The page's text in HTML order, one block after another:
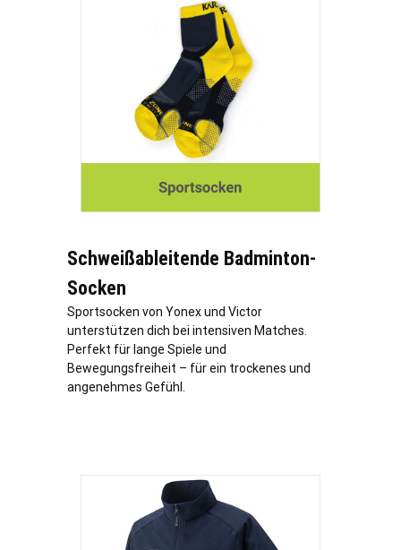
Schweißableitende Badminton-
Socken
Sportsocken von Yonex und Victor
unterstützen dich bei intensiven Matches.
Perfekt für lange Spiele und
Bewegungsfreiheit – für ein trockenes und
angenehmes Gefühl.